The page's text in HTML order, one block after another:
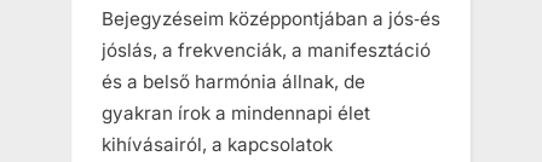
Bejegyzéseim középpontjában a jós‑és
jóslás, a frekvenciák, a manifesztáció
és a belső harmónia állnak, de
gyakran írok a mindennapi élet
kihívásairól, a kapcsolatok